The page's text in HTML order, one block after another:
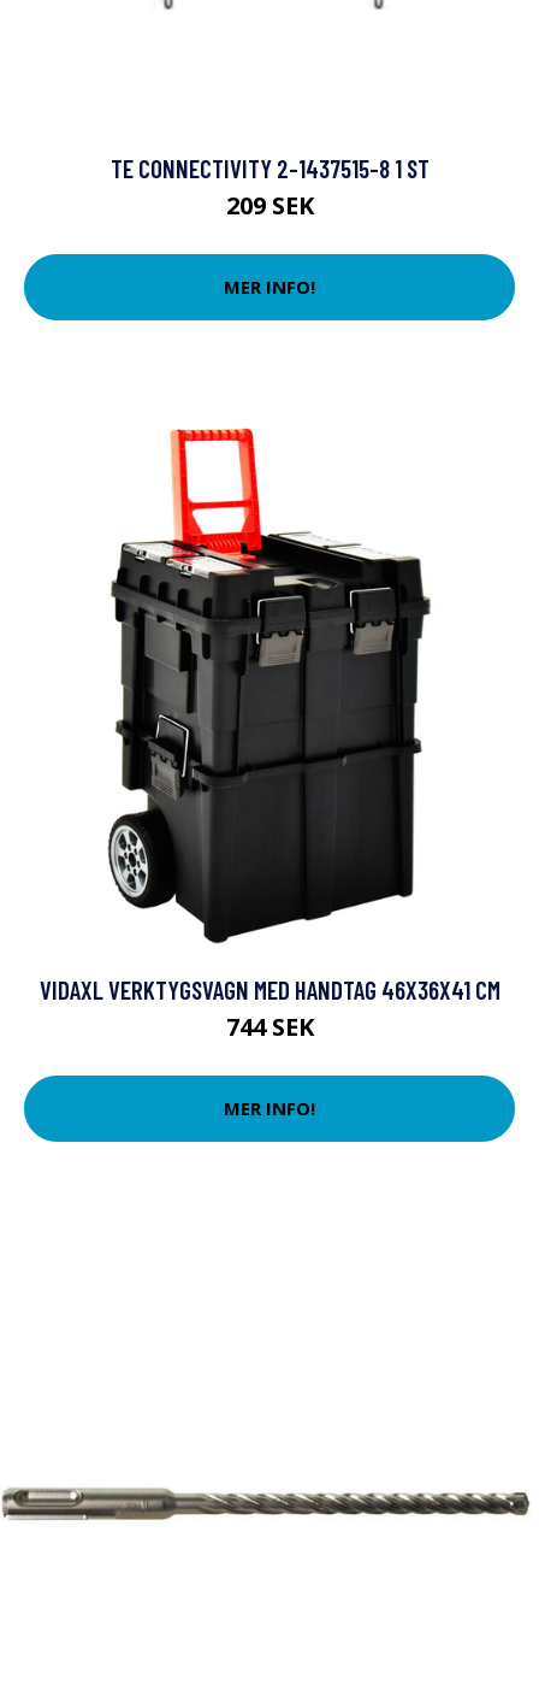
TE CONNECTIVITY 2-1437515-8 1 ST
209 SEK
MER INFO!
VIDAXL VERKTYGSVAGN MED HANDTAG 46X36X41 CM
744 SEK
MER INFO!